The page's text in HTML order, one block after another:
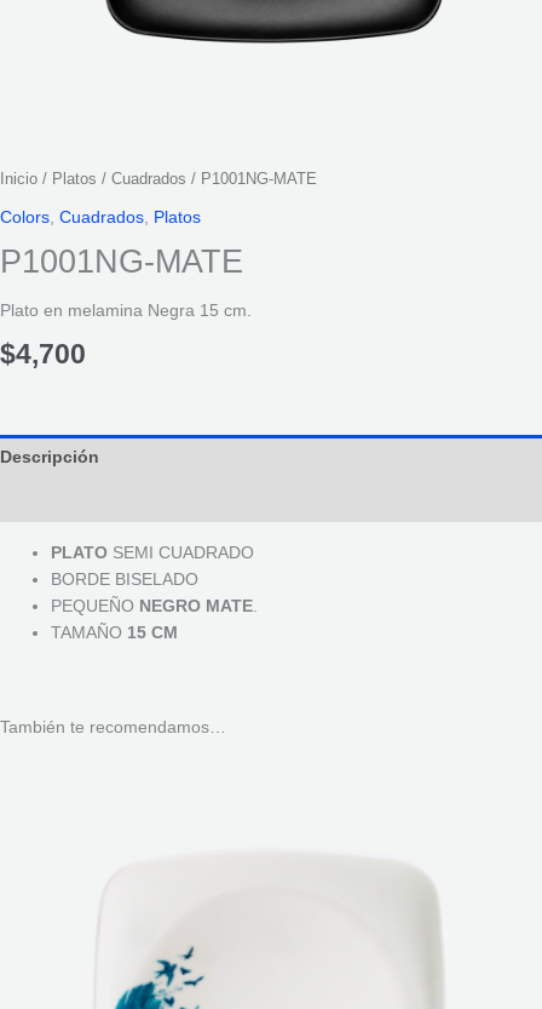
Inicio / Platos / Cuadrados / P1001NG-MATE
Colors Cuadrados Platos
P1001NG-MATE
Plato en melamina Negra 15 cm.
$4,700
Descripción
PLATO SEMI CUADRADO
BORDE BISELADO
PEQUEÑO NEGRO MATE.
TAMAÑO 15 CM
También te recomendamos…